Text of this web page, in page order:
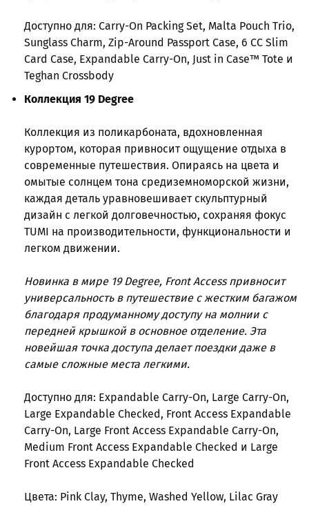
Доступно для: Carry-On Packing Set, Malta Pouch Trio,
Sunglass Charm, Zip-Around Passport Case, 6 CC Slim
Card Case, Expandable Carry-On, Just in Case™ Tote и
Teghan Crossbody
Коллекция 19 Degree
Коллекция из поликарбоната, вдохновленная
курортом, которая привносит ощущение отдыха в
современные путешествия. Опираясь на цвета и
омытые солнцем тона средиземноморской жизни,
каждая деталь уравновешивает скульптурный
дизайн с легкой долговечностью, сохраняя фокус
TUMI на производительности, функциональности и
легком движении.
Новинка в мире 19 Degree, Front Access привносит
универсальность в путешествие с жестким багажом
благодаря продуманному доступу на молнии с
передней крышкой в основное отделение. Эта
новейшая точка доступа делает поездки даже в
самые сложные места легкими.
Доступно для: Expandable Carry-On, Large Carry-On,
Large Expandable Checked, Front Access Expandable
Carry-On, Large Front Access Expandable Carry-On,
Medium Front Access Expandable Checked и Large
Front Access Expandable Checked
Цвета: Pink Clay, Thyme, Washed Yellow, Lilac Gray